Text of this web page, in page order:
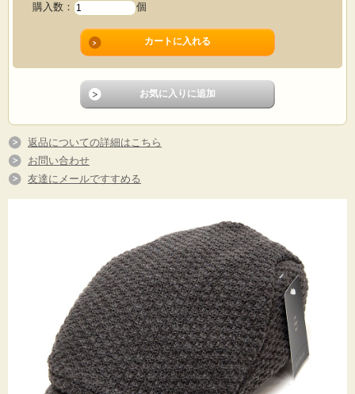
購入数：
個
返品についての詳細はこちら
お問い合わせ
友達にメールですすめる